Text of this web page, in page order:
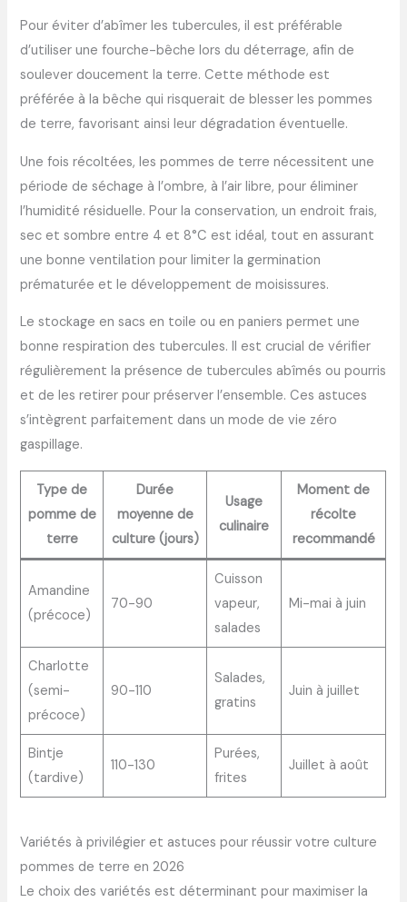
Pour éviter d’abîmer les tubercules, il est préférable
d’utiliser une fourche-bêche lors du déterrage, afin de
soulever doucement la terre. Cette méthode est
préférée à la bêche qui risquerait de blesser les pommes
de terre, favorisant ainsi leur dégradation éventuelle.
Une fois récoltées, les pommes de terre nécessitent une
période de séchage à l’ombre, à l’air libre, pour éliminer
l’humidité résiduelle. Pour la conservation, un endroit frais,
sec et sombre entre 4 et 8°C est idéal, tout en assurant
une bonne ventilation pour limiter la germination
prématurée et le développement de moisissures.
Le stockage en sacs en toile ou en paniers permet une
bonne respiration des tubercules. Il est crucial de vérifier
régulièrement la présence de tubercules abîmés ou pourris
et de les retirer pour préserver l’ensemble. Ces astuces
s’intègrent parfaitement dans un mode de vie zéro
gaspillage.
Type de
pomme de
terre
Durée
moyenne de
culture (jours)
Usage
culinaire
Moment de
récolte
recommandé
Amandine
(précoce)
70-90
Cuisson
vapeur,
salades
Mi-mai à juin
Charlotte
(semi-
précoce)
90-110
Salades,
gratins
Juin à juillet
Bintje
(tardive)
110-130
Purées,
frites
Juillet à août
Variétés à privilégier et astuces pour réussir votre culture
pommes de terre en 2026
Le choix des variétés est déterminant pour maximiser la